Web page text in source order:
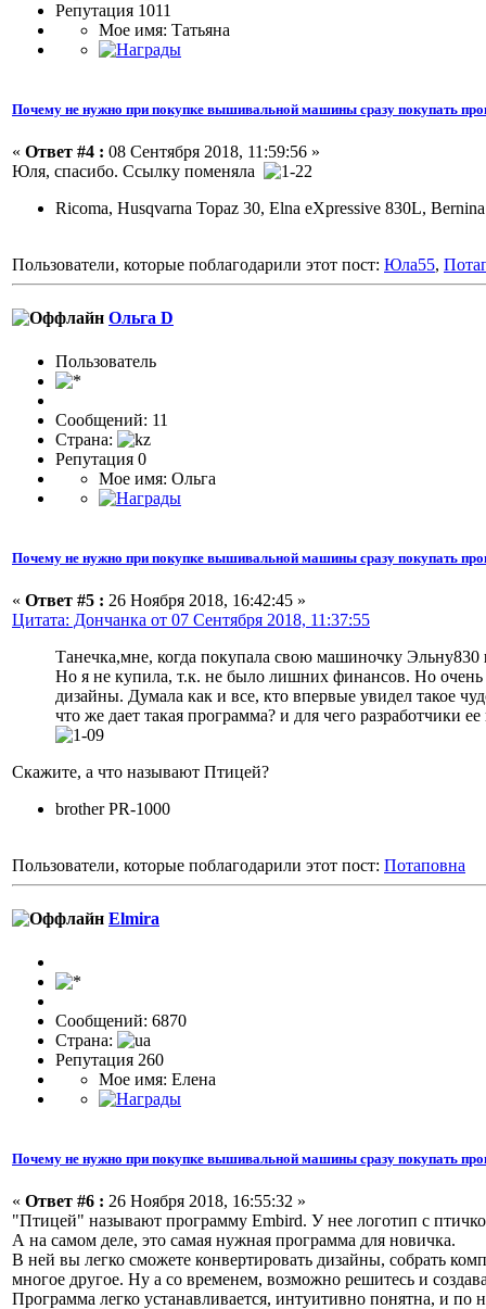
Репутация 1011
Мое имя: Татьяна
Почему не нужно при покупке вышивальной машины сразу покупать
« Ответ #4 : 08 Сентября 2018, 11:59:56 »
Юля, спасибо. Ссылку поменяла
Ricoma, Husqvarna Topaz 30, Elna eXpressive 830L,
Пользователи, которые поблагодарили этот пост: Юла55,
Ольга D
Пользоватeль
Сообщений: 11
Страна:
Репутация 0
Мое имя: Ольга
Почему не нужно при покупке вышивальной машины сразу покупать
« Ответ #5 : 26 Ноября 2018, 16:42:45 »
Цитата: Дончанка от 07 Сентября 2018, 11:37:55
Танечка,мне, когда покупала свою машиночку Эльну830
Но я не купила, т.к. не было лишних финансов. Но очень
дизайны. Думала как и все, кто впервые увидел такое
что же дает такая программа? и для чего
Скажите, а что называют Птицей?
brother PR-1000
Пользователи, которые поблагодарили этот пост: Потаповна
Elmira
Сообщений: 6870
Страна:
Репутация 260
Мое имя: Елена
Почему не нужно при покупке вышивальной машины сразу покупать
« Ответ #6 : 26 Ноября 2018, 16:55:32 »
"Птицей" называют программу Embird. У нее логотип с
А на самом деле, это самая нужная программа для новичка.
В ней вы легко сможете конвертировать дизайны, собрать
многое другое. Ну а со временем, возможно решитесь и
Программа легко устанавливается, интуитивно понятна, и по